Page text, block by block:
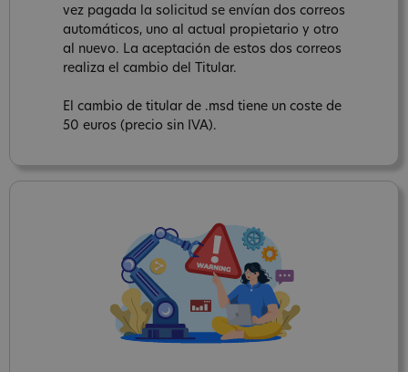
vez pagada la solicitud se envían dos correos
automáticos, uno al actual propietario y otro
al nuevo. La aceptación de estos dos correos
realiza el cambio del Titular.
El cambio de titular de .msd tiene un coste de
50 euros (precio sin IVA).